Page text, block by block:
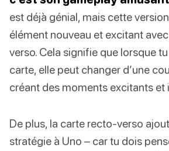
est déjà génial, mais cette
élément nouveau et excitant
verso. Cela signifie que lorsque
carte, elle peut changer d’une
créant des moments excitants et
De plus, la carte recto-verso
stratégie à Uno – car tu dois